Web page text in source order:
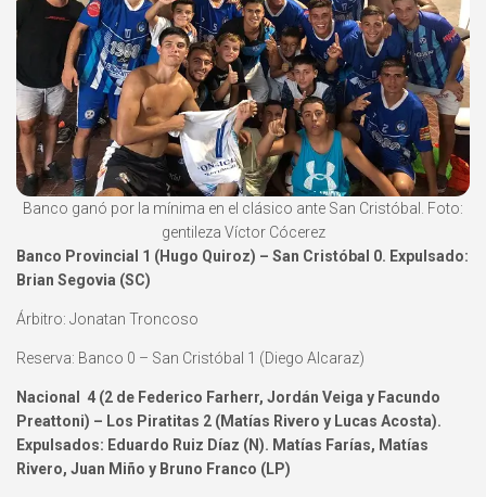
Banco ganó por la mínima en el clásico ante San Cristóbal. Foto:
gentileza Víctor Cócerez
Banco Provincial 1 (Hugo Quiroz) – San Cristóbal 0. Expulsado:
Brian Segovia (SC)
Árbitro: Jonatan Troncoso
Reserva: Banco 0 – San Cristóbal 1 (Diego Alcaraz)
Nacional 4 (2 de Federico Farherr, Jordán Veiga y Facundo
Preattoni) – Los Piratitas 2 (Matías Rivero y Lucas Acosta).
Expulsados: Eduardo Ruiz Díaz (N). Matías Farías, Matías
Rivero, Juan Miño y Bruno Franco (LP)